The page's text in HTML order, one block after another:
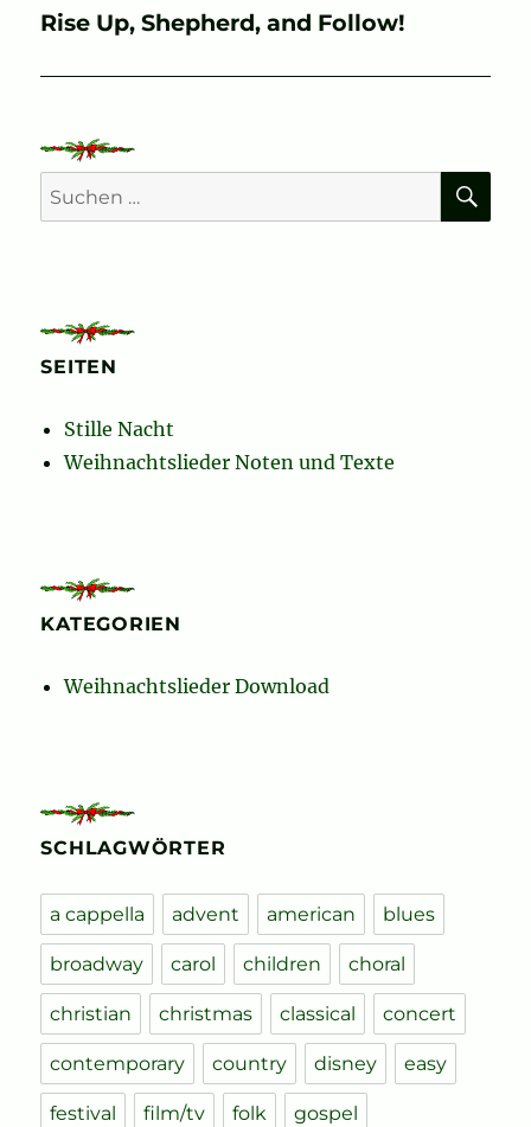
Nächster
Rise Up, Shepherd, and Follow!
Suchen
nach:
SEITEN
Stille Nacht
Weihnachtslieder Noten und Texte
KATEGORIEN
Weihnachtslieder Download
SCHLAGWÖRTER
a cappella advent american blues
broadway carol children choral
christian christmas classical concert
contemporary country disney easy
festival film/tv folk gospel